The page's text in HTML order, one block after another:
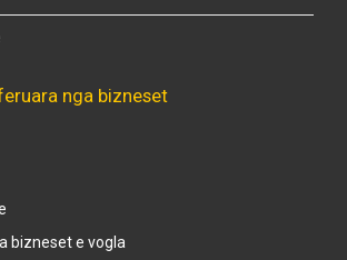
nga bizneset
bizneset e vogla